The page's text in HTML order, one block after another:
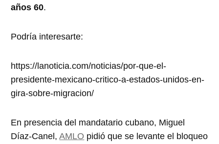
años 60.
Podría interesarte:
https://lanoticia.com/noticias/por-que-el-
presidente-mexicano-critico-a-estados-unidos-en-
gira-sobre-migracion/
En presencia del mandatario cubano, Miguel
Díaz-Canel,AMLO pidió que se levante el bloqueo